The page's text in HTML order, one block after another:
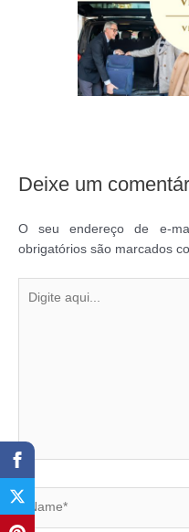
Deixe um
O seu endereço de e-
obrigatórios são marcados
aqui...
Name*